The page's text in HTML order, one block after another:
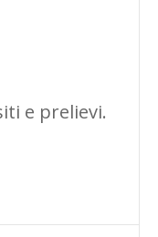
e prelievi.